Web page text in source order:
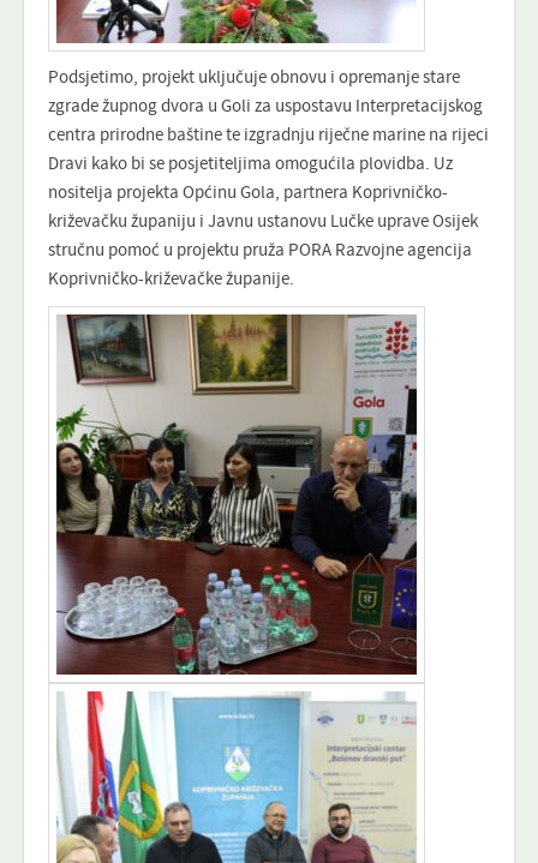
Podsjetimo, projekt uključuje obnovu i opremanje stare
zgrade župnog dvora u Goli za uspostavu Interpretacijskog
centra prirodne baštine te izgradnju riječne marine na rijeci
Dravi kako bi se posjetiteljima omogućila plovidba. Uz
nositelja projekta Općinu Gola, partnera Koprivničko-
križevačku županiju i Javnu ustanovu Lučke uprave Osijek
stručnu pomoć u projektu pruža PORA Razvojne agencija
Koprivničko-križevačke županije.